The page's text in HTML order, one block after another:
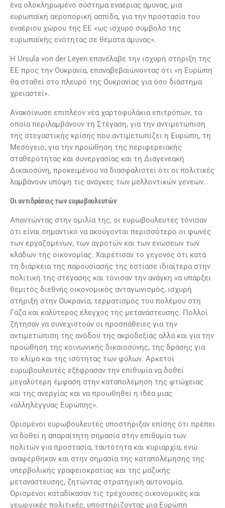
ένα ολοκληρωμένο σύστημα εναέριας άμυνας, μια
ευρωπαϊκή αεροπορική ασπίδα, για την προστασία του
εναέριου χώρου της ΕΕ «ως ισχυρό σύμβολο της
ευρωπαϊκής ενότητας σε θέματα άμυνας».
Η Ursula von der Leyen επανέλαβε την ισχυρή στήριξη της
ΕΕ προς την Ουκρανία, επαναβεβαιώνοντας ότι «η Ευρώπη
θα σταθεί στο πλευρό της Ουκρανίας για όσο διάστημα
χρειαστεί».
Ανακοίνωσε επιπλέον νέα χαρτοφυλάκια επιτρόπων, τα
οποία περιλαμβάνουν τη Στέγαση, για την αντιμετώπιση
της στεγαστικής κρίσης που αντιμετωπίζει η Ευρώπη, τη
Μεσόγειο, για την προώθηση της περιφερειακής
σταθερότητας και συνεργασίας και τη Διαγενεακή
Δικαιοσύνη, προκειμένου να διασφαλιστεί ότι οι πολιτικές
λαμβάνουν υπόψη τις ανάγκες των μελλοντικών γενεών.
Οι αντιδράσεις των ευρωβουλευτών
Απαντώντας στην ομιλία της, οι ευρωβουλευτές τόνισαν
ότι είναι σημαντικό να ακούγονται περισσότερο οι φωνές
των εργαζομένων, των αγροτών και των ενώσεων των
κλάδων της οικονομίας. Χαιρέτισαν το γεγονός ότι κατά
τη διάρκεια της παρουσίασής της εστίασε ιδιαίτερα στην
πολιτική της στέγασης και τόνισαν την ανάγκη να υπάρξει
θεμιτός διεθνής οικονομικός ανταγωνισμός, ισχυρή
στήριξη στην Ουκρανία, τερματισμός του πολέμου στη
Γάζα και καλύτερος έλεγχος της μετανάστευσης. Πολλοί
ζήτησαν να συνεχιστούν οι προσπάθειες για την
αντιμετώπιση της ανόδου της ακροδεξιάς αλλά και για την
προώθηση της κοινωνικής δικαιοσύνης, της δράσης για
το κλίμα και της ισότητας των φύλων. Αρκετοί
ευρωβουλευτές εξέφρασαν την επιθυμία να δοθεί
μεγαλύτερη έμφαση στην καταπολέμηση της φτώχειας
και της ανεργίας και να προωθηθεί η ιδέα μιας
«αλληλέγγυας Ευρώπης».
Ορισμένοι ευρωβουλευτές υποστήριξαν επίσης ότι πρέπει
να δοθεί η απαραίτητη σημασία στην επιθυμία των
πολιτών για προστασία, ταυτότητα και κυριαρχία, ενώ
αναφέρθηκαν και στην σημασία της καταπολέμησης της
υπερβολικής γραφειοκρατίας και της μαζικής
μετανάστευσης, ζητώντας στρατηγική αυτονομία.
Ορισμένοι καταδίκασαν τις τρέχουσες οικονομικές και
γεωργικές πολιτικές, υποστηρίζοντας μια Ευρώπη